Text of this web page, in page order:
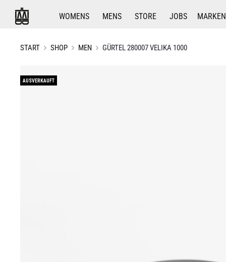
WOMENS MENS STORE JOBS MARKEN
START SHOP MEN GÜRTEL 280007 VELIKA 1000
AUSVERKAUFT